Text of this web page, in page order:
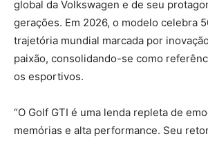
global da Volkswagen e de seu
gerações. Em 2026, o modelo celebra
trajetória mundial marcada por
paixão, consolidando-se como
os esportivos.
“O Golf GTI é uma lenda repleta de
memórias e alta performance. Seu